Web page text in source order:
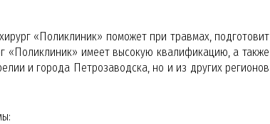
«Поликлиник» поможет при травмах, подготовит
«Поликлиник» имеет высокую квалификацию, а также
и города Петрозаводска, но и из других регионов